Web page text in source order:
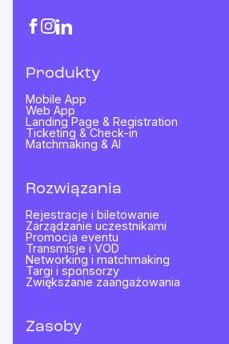
Produkty
Mobile App
Web App
Landing Page & Registration
Ticketing & Check-in
Matchmaking & AI
Rozwiązania
Rejestracje i biletowanie
Zarządzanie uczestnikami
Promocja eventu
Transmisje i VOD
Networking i matchmaking
Targi i sponsorzy
Zwiększanie zaangażowania
Zasoby